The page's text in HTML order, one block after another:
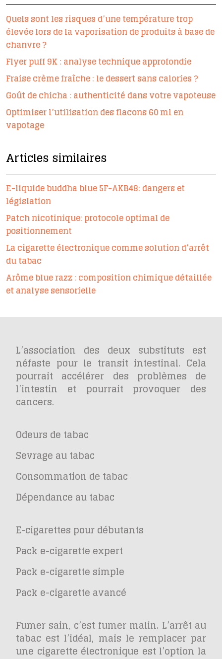
Quels sont les risques d’une température trop
élevée lors de la vaporisation de produits à base de
chanvre ?
Flyer puff 9K : analyse technique approfondie
Fraise crème fraîche : le dessert sans calories ?
Goût de chicha : authenticité dans votre vapoteuse
Optimiser l’utilisation des flacons 60 ml en
vapotage
Articles similaires
E-liquide buddha blue 5F-AKB48: dangers et
législation
Patch nicotinique: protocole optimal de
positionnement
La cigarette électronique comme solution d’arrêt
du tabac
Arôme blue razz : composition chimique détaillée
et analyse sensorielle
L’association des deux substituts est
néfaste pour le transit intestinal. Cela
pourrait accélérer des problèmes de
l’intestin et pourrait provoquer des
cancers.
Odeurs de tabac
Sevrage au tabac
Consommation de tabac
Dépendance au tabac
E-cigarettes pour débutants
Pack e-cigarette expert
Pack e-cigarette simple
Pack e-cigarette avancé
Fumer sain, c’est fumer malin. L’arrêt au
tabac est l’idéal, mais le remplacer par
une cigarette électronique est l’option la